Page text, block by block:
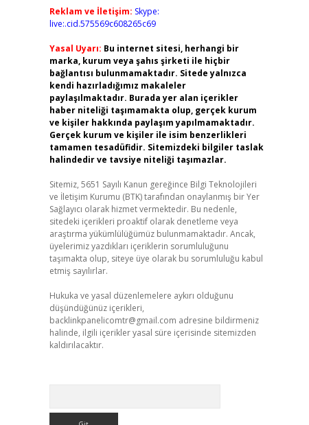
Reklam ve İletişim: Skype:
live:.cid.575569c608265c69
Yasal Uyarı: Bu internet sitesi, herhangi bir
marka, kurum veya şahıs şirketi ile hiçbir
bağlantısı bulunmamaktadır. Sitede yalnızca
kendi hazırladığımız makaleler
paylaşılmaktadır. Burada yer alan içerikler
haber niteliği taşımamakta olup, gerçek kurum
ve kişiler hakkında paylaşım yapılmamaktadır.
Gerçek kurum ve kişiler ile isim benzerlikleri
tamamen tesadüfidir. Sitemizdeki bilgiler taslak
halindedir ve tavsiye niteliği taşımazlar.
Sitemiz, 5651 Sayılı Kanun gereğince Bilgi Teknolojileri
ve İletişim Kurumu (BTK) tarafından onaylanmış bir Yer
Sağlayıcı olarak hizmet vermektedir. Bu nedenle,
sitedeki içerikleri proaktif olarak denetleme veya
araştırma yükümlülüğümüz bulunmamaktadır. Ancak,
üyelerimiz yazdıkları içeriklerin sorumluluğunu
taşımakta olup, siteye üye olarak bu sorumluluğu kabul
etmiş sayılırlar.
Hukuka ve yasal düzenlemelere aykırı olduğunu
düşündüğünüz içerikleri,
backlinkpanelicomtr@gmail.com adresine bildirmeniz
halinde, ilgili içerikler yasal süre içerisinde sitemizden
kaldırılacaktır.